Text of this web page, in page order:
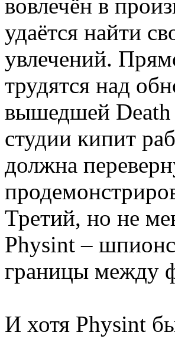
вовлечён в
удаётся найти
увлечений.
трудятся над
вышедшей Death
студии кипит
должна
Третий, но не
Physint –
границы между
И хотя Physint